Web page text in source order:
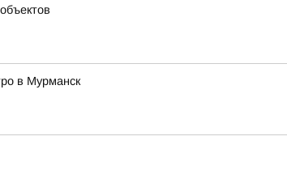
в Мурманск